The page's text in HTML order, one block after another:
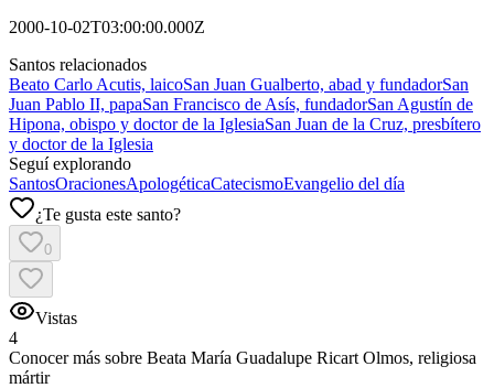
2000-10-02T03:00:00.000Z
Santos relacionados
Beato Carlo Acutis, laicoSan Juan Gualberto, abad y fundadorSan
Juan Pablo II, papaSan Francisco de Asís, fundadorSan Agustín de
Hipona, obispo y doctor de la IglesiaSan Juan de la Cruz, presbítero
y doctor de la Iglesia
Seguí explorando
SantosOracionesApologéticaCatecismoEvangelio del día
¿Te gusta este santo?
0
Vistas
4
Conocer más sobre Beata María Guadalupe Ricart Olmos, religiosa
mártir